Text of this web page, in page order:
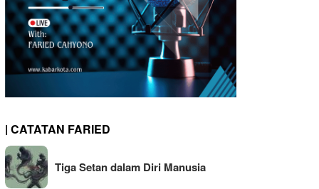
| CATATAN FARIED
Tiga Setan dalam Diri Manusia